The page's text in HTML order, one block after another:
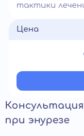
тактики
Цена
при энурезе